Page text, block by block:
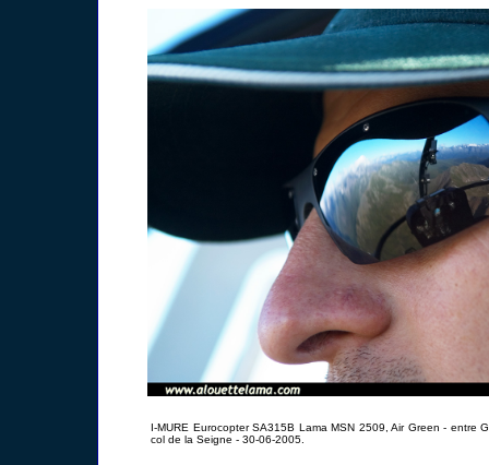
I-MURE Eurocopter SA315B Lama MSN 2509, Air Green - entre
col de la Seigne - 30-06-2005.